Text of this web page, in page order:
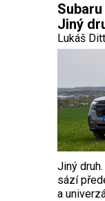
Jiný
Lukáš
Jiný
sází
a